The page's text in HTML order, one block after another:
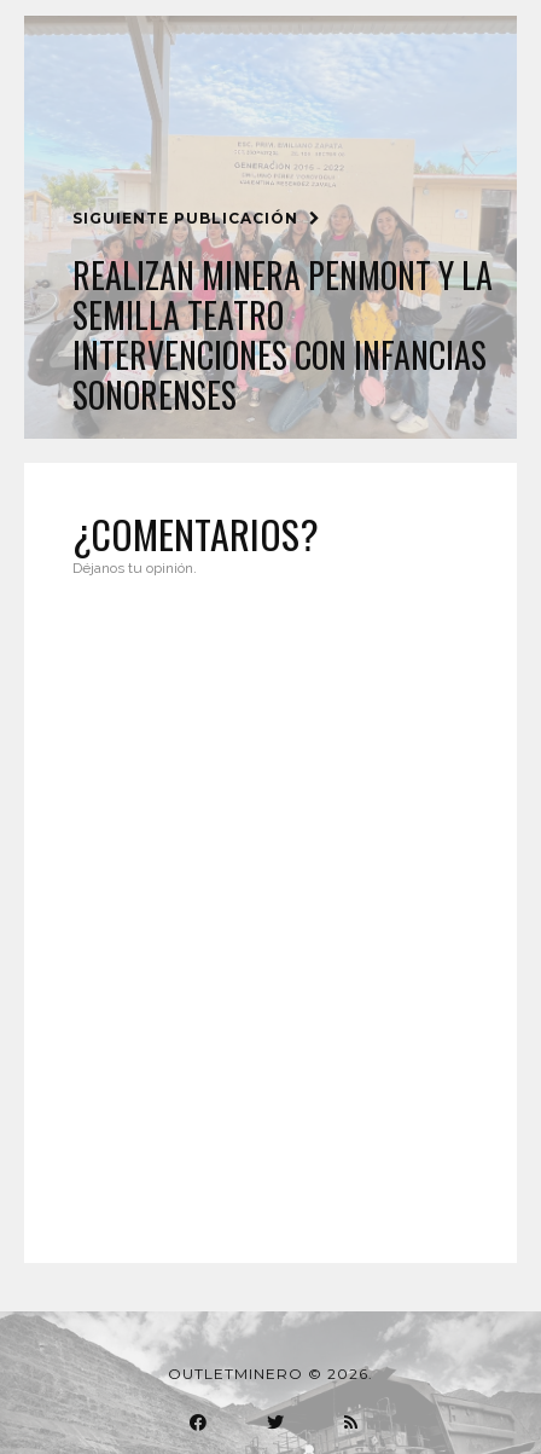
SIGUIENTE PUBLICACIÓN
REALIZAN MINERA PENMONT Y LA
SEMILLA TEATRO
INTERVENCIONES CON INFANCIAS
SONORENSES
¿COMENTARIOS?
Déjanos tu opinión.
OUTLETMINERO © 2026.